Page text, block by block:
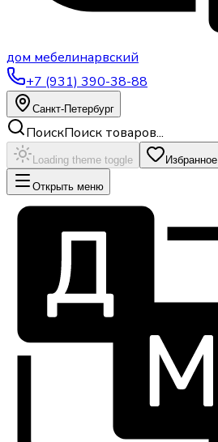
дом мебелинарвский
+7 (931) 390-38-88
Санкт-Петербург
ПоискПоиск товаров...
Loading theme toggle Избранное
Открыть меню